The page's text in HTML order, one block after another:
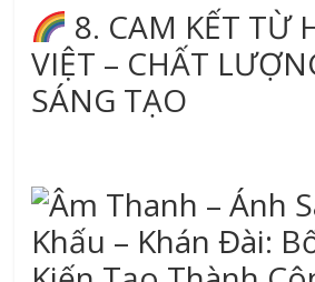
8. CAM KẾT TỪ
VIỆT – CHẤT
SÁNG TẠO